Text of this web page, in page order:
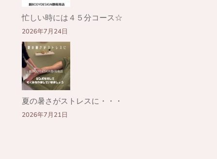
忙しい時には４５分コース☆
2026年7月24日
夏の暑さがストレスに・・・
2026年7月21日